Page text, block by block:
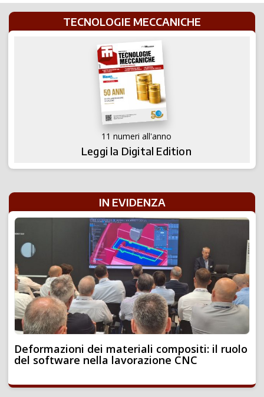
TECNOLOGIE MECCANICHE
11 numeri all'anno
Leggi la Digital Edition
IN EVIDENZA
Deformazioni dei materiali compositi: il ruolo
del software nella lavorazione CNC